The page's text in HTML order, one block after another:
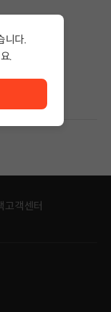
변경하세요.
고객센터
니다.
.